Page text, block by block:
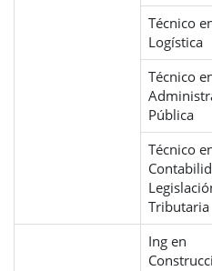
Técnico
Logística
Técnico
Pública
Técnico
Tributaria
Ing en